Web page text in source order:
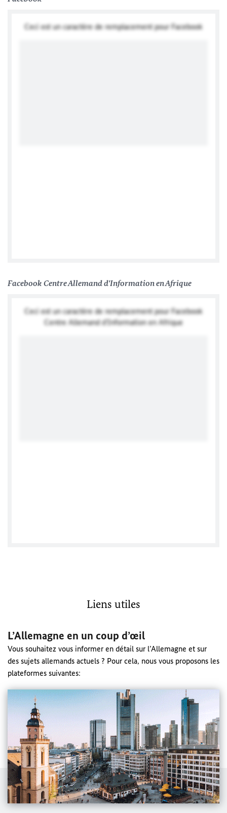
Ceci est un caractère de remplacement pour Facebook
Facebook Centre Allemand d'Information en Afrique
Ceci est un caractère de remplacement pour Facebook
Centre Allemand d'Information en Afrique
Liens utiles
L’Allemagne en un coup d’œil
Vous souhaitez vous informer en détail sur l’Allemagne et sur
des sujets allemands actuels ? Pour cela, nous vous proposons les
plateformes suivantes: